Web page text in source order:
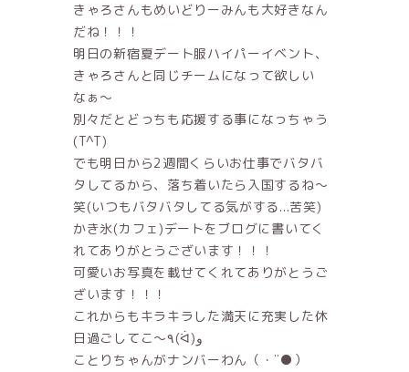
きゃろさんもめいどりーみんも大好きなん
だね！！！
明日の新宿夏デート服ハイパーイベント、
きゃろさんと同じチームになって欲しい
なぁ～
別々だとどっちも応援する事になっちゃう
(T^T)
でも明日から2週間くらいお仕事でバタバ
タしてるから、落ち着いたら入国するね～
笑(いつもバタバタしてる気がする...苦笑)
かき氷(カフェ)デートをブログに書いてく
れてありがとうございます！！！
可愛いお写真を載せてくれてありがとうご
ざいます！！！
これからもキラキラした満天に充実した休
日過ごしてこ～٩(ᐛ)و
ことりちゃんがナンバーわん（・¨●）